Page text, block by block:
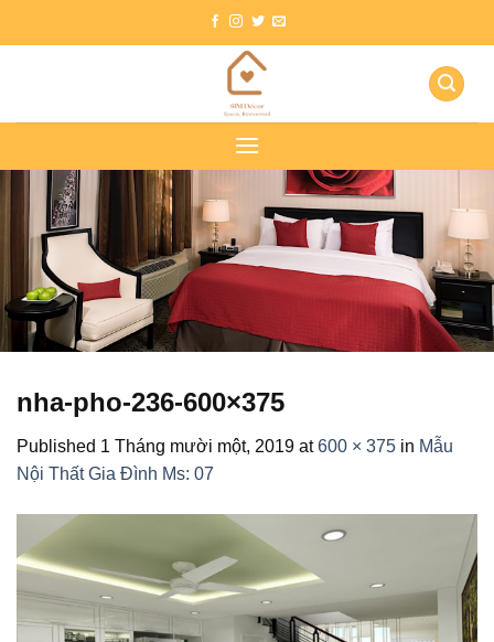
nha-pho-236-600×375
Published 1 Tháng mười một, 2019 at600 × 375 in Mẫu
Nội Thất Gia Đình Ms: 07